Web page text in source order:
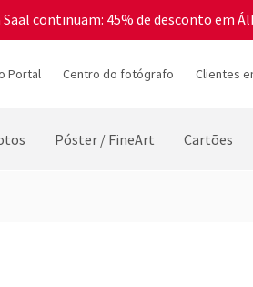
Saal continuam: 45% de desconto em
Portal Centro do fotógrafo Clientes
Póster / FineArt Cartões